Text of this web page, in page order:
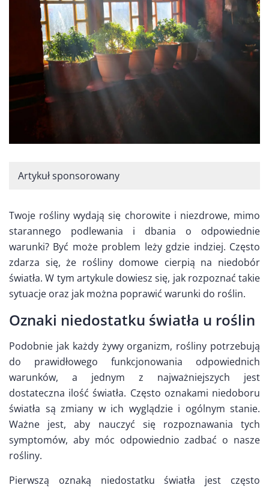
Artykuł sponsorowany
Twoje rośliny wydają się chorowite i niezdrowe, mimo
starannego podlewania i dbania o odpowiednie
warunki? Być może problem leży gdzie indziej. Często
zdarza się, że rośliny domowe cierpią na niedobór
światła. W tym artykule dowiesz się, jak rozpoznać takie
sytuacje oraz jak można poprawić warunki do roślin.
Oznaki niedostatku światła u roślin
Podobnie jak każdy żywy organizm, rośliny potrzebują
do prawidłowego funkcjonowania odpowiednich
warunków, a jednym z najważniejszych jest
dostateczna ilość światła. Często oznakami niedoboru
światła są zmiany w ich wyglądzie i ogólnym stanie.
Ważne jest, aby nauczyć się rozpoznawania tych
symptomów, aby móc odpowiednio zadbać o nasze
rośliny.
Pierwszą oznaką niedostatku światła jest często